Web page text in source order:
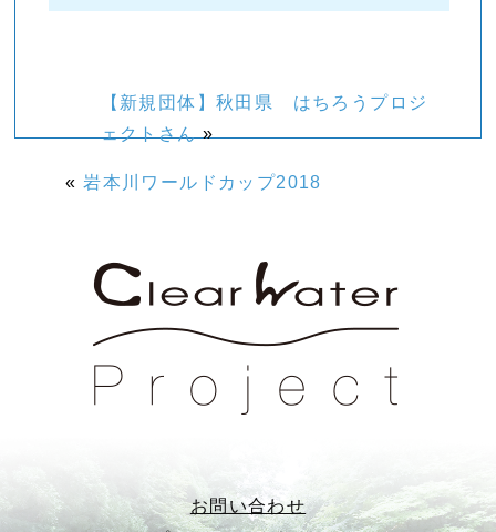
【新規団体】秋田県 はちろうプロジ
ェクトさん»
«岩本川ワールドカップ2018
お問い合わせ